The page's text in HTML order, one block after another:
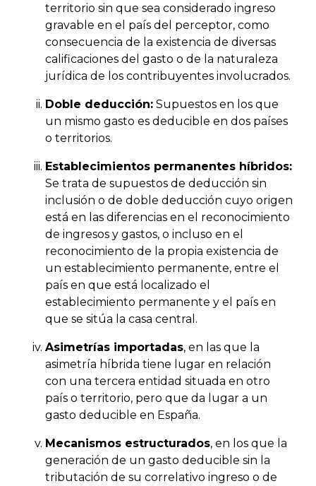
territorio sin que sea considerado ingreso
gravable en el país del perceptor, como
consecuencia de la existencia de diversas
calificaciones del gasto o de la naturaleza
jurídica de los contribuyentes involucrados.
Doble deducción: Supuestos en los que
un mismo gasto es deducible en dos países
o territorios.
Establecimientos permanentes híbridos:
Se trata de supuestos de deducción sin
inclusión o de doble deducción cuyo origen
está en las diferencias en el reconocimiento
de ingresos y gastos, o incluso en el
reconocimiento de la propia existencia de
un establecimiento permanente, entre el
país en que está localizado el
establecimiento permanente y el país en
que se sitúa la casa central.
Asimetrías importadas, en las que la
asimetría híbrida tiene lugar en relación
con una tercera entidad situada en otro
país o territorio, pero que da lugar a un
gasto deducible en España.
Mecanismos estructurados, en los que la
generación de un gasto deducible sin la
tributación de su correlativo ingreso o de